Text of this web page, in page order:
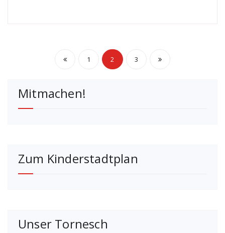
Seitennummerierung
Beiträge
1 2 3
Mitmachen!
Zum Kinderstadtplan
Unser Tornesch